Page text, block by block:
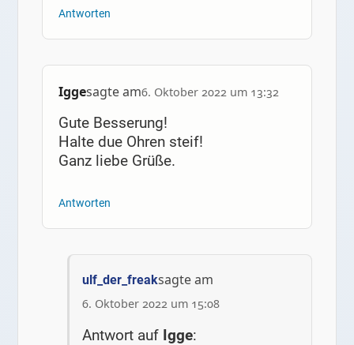
Antworten
Iggesagte am6. Oktober 2022 um 13:32
Gute Besserung!
Halte due Ohren steif!
Ganz liebe Grüße.
Antworten
ulf_der_freaksagte am
6. Oktober 2022 um 15:08
Antwort auf Igge: